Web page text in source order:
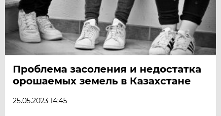
Проблема засоления и недостатка
орошаемых земель в Казахстане
25.05.2023 14:45